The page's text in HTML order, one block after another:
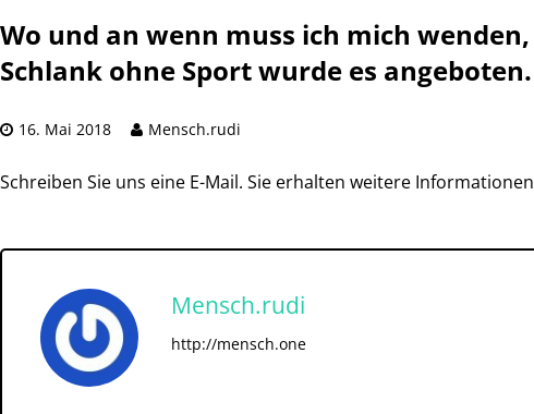
Wo und an wenn muss ich mich
Schlank ohne Sport wurde es angeboten.
16. Mai 2018 Mensch.rudi
Schreiben Sie uns eine E-Mail. Sie erhalten weitere
Mensch.rudi
http://mensch.one